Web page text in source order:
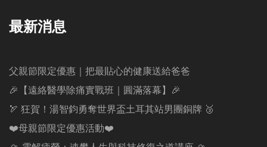
最新消息
父親節限定優惠｜把最貼心的健康送給爸爸
🎉【遠絡醫學除痛實戰班｜圓滿落幕】🎉
🏹 狂賀！湯智鈞勇奪世界盃土耳其站男團銅牌 🥉
❤️母親節限定優惠活動❤️